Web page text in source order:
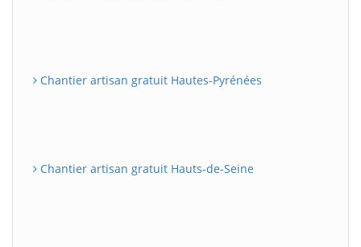
Chantier artisan gratuit Hautes-Pyrénées
Chantier artisan gratuit Hauts-de-Seine